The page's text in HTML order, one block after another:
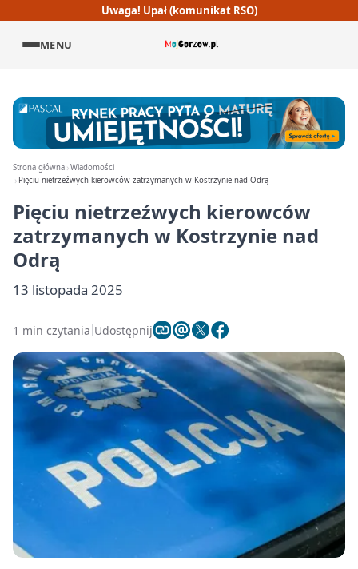
Uwaga! Upał (komunikat RSO)
MENU
Strona główna Wiadomości
Pięciu nietrzeźwych kierowców zatrzymanych w Kostrzynie nad Odrą
Pięciu nietrzeźwych kierowców
zatrzymanych w Kostrzynie nad
Odrą
13 listopada 2025
1 min czytania Udostępnij